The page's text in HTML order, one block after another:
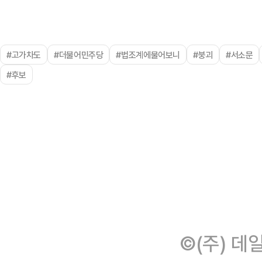
#고가차도 #더불어민주당 #법조계에물어보니 #붕괴
#서소문
#후보
©(주) 데